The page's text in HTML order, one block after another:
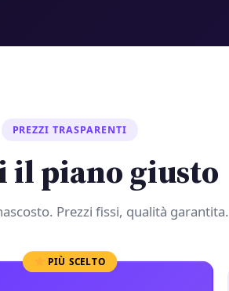
PREZZI TRASPARENTI
il piano giusto
Prezzi fissi, qualità garantita.
PIÙ SCELTO